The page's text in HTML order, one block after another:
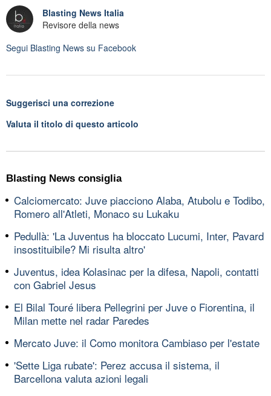
Blasting News Italia
Revisore della news
Segui Blasting News su Facebook
Suggerisci una correzione
Valuta il titolo di questo articolo
Blasting News consiglia
Calciomercato: Juve piacciono Alaba, Atubolu e Todibo,
Romero all'Atleti, Monaco su Lukaku
Pedullà: 'La Juventus ha bloccato Lucumi, Inter, Pavard
insostituibile? Mi risulta altro'
Juventus, idea Kolasinac per la difesa, Napoli, contatti
con Gabriel Jesus
El Bilal Touré libera Pellegrini per Juve o Fiorentina, il
Milan mette nel radar Paredes
Mercato Juve: il Como monitora Cambiaso per l'estate
'Sette Liga rubate': Perez accusa il sistema, il
Barcellona valuta azioni legali